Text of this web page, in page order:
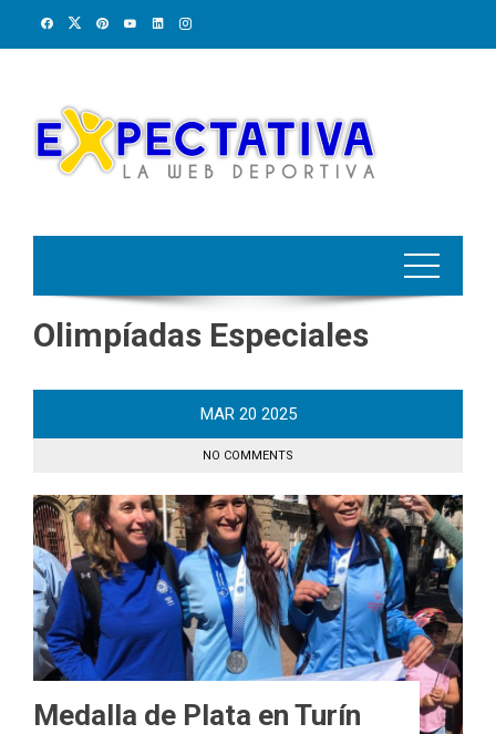
Olimpíadas Especiales
MAR 20 2025
NO COMMENTS
Medalla de Plata en Turín